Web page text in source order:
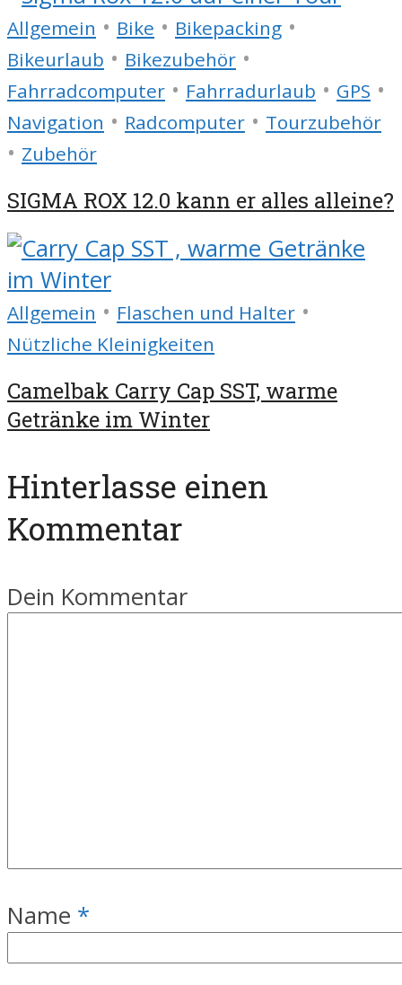
Allgemein • Bike • Bikepacking •
Bikeurlaub • Bikezubehör •
Fahrradcomputer • Fahrradurlaub • GPS •
Navigation • Radcomputer • Tourzubehör
• Zubehör
SIGMA ROX 12.0 kann er alles alleine?
Allgemein • Flaschen und Halter •
Nützliche Kleinigkeiten
Camelbak Carry Cap SST, warme
Getränke im Winter
Hinterlasse einen
Kommentar
Dein Kommentar
Name *